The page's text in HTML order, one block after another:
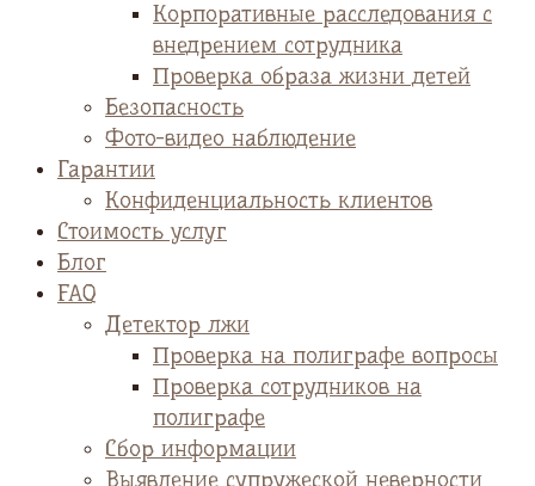
Корпоративные расследования с
внедрением сотрудника
Проверка образа жизни детей
Безопасность
Фото-видео наблюдение
Гарантии
Конфиденциальность клиентов
Стоимость услуг
Блог
FAQ
Детектор лжи
Проверка на полиграфе вопросы
Проверка сотрудников на
полиграфе
Сбор информации
Выявление супружеской неверности